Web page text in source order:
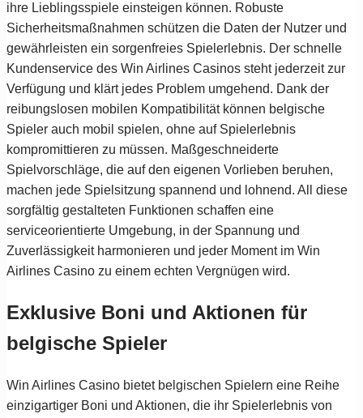
ihre Lieblingsspiele einsteigen können. Robuste
Sicherheitsmaßnahmen schützen die Daten der Nutzer und
gewährleisten ein sorgenfreies Spielerlebnis. Der schnelle
Kundenservice des Win Airlines Casinos steht jederzeit zur
Verfügung und klärt jedes Problem umgehend. Dank der
reibungslosen mobilen Kompatibilität können belgische
Spieler auch mobil spielen, ohne auf Spielerlebnis
kompromittieren zu müssen. Maßgeschneiderte
Spielvorschläge, die auf den eigenen Vorlieben beruhen,
machen jede Spielsitzung spannend und lohnend. All diese
sorgfältig gestalteten Funktionen schaffen eine
serviceorientierte Umgebung, in der Spannung und
Zuverlässigkeit harmonieren und jeder Moment im Win
Airlines Casino zu einem echten Vergnügen wird.
Exklusive Boni und Aktionen für
belgische Spieler
Win Airlines Casino bietet belgischen Spielern eine Reihe
einzigartiger Boni und Aktionen, die ihr Spielerlebnis von